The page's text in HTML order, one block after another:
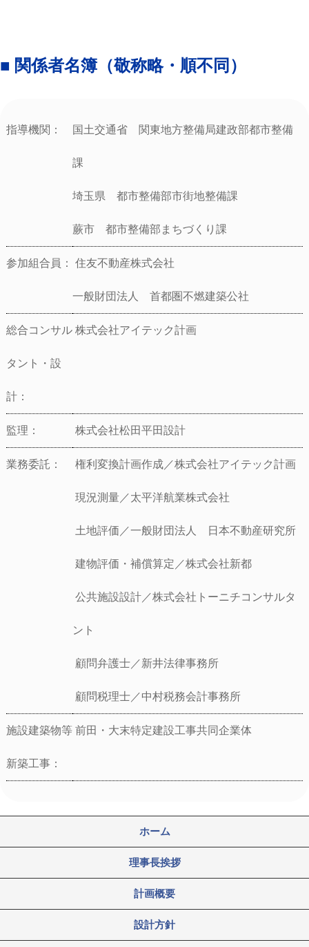
■ 関係者名簿（敬称略・順不同）
指導機関： 国土交通省 関東地方整備局建政部都市整備
課
埼玉県 都市整備部市街地整備課
蕨市 都市整備部まちづくり課
参加組合員： 住友不動産株式会社
一般財団法人 首都圏不燃建築公社
総合コンサル
タント・設
計：
株式会社アイテック計画
監理： 株式会社松田平田設計
業務委託： 権利変換計画作成／株式会社アイテック計画
現況測量／太平洋航業株式会社
土地評価／一般財団法人 日本不動産研究所
建物評価・補償算定／株式会社新都
公共施設設計／株式会社トーニチコンサルタ
ント
顧問弁護士／新井法律事務所
顧問税理士／中村税務会計事務所
施設建築物等
新築工事：
前田・大末特定建設工事共同企業体
ホーム
理事長挨拶
計画概要
設計方針